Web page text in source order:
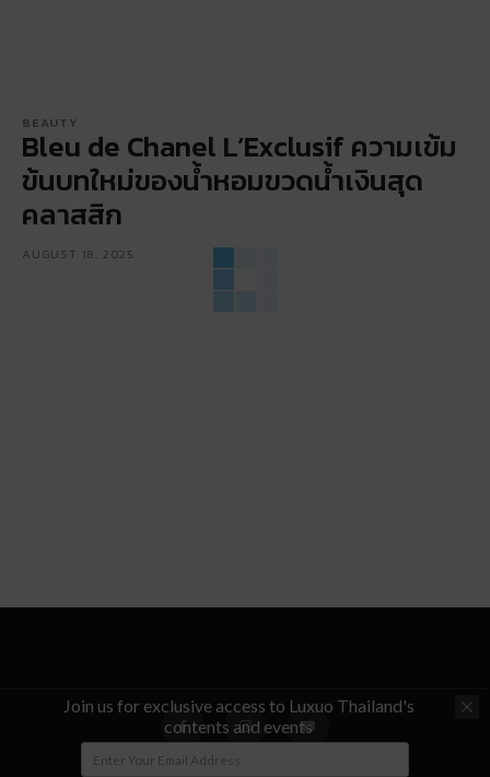
BEAUTY
Bleu de Chanel L’Exclusif ความเข้ม
ข้นบทใหม่ของน้ำหอมขวดน้ำเงินสุด
คลาสสิก
AUGUST 18, 2025
Join us for exclusive access to Luxuo Thailand's
contents and events